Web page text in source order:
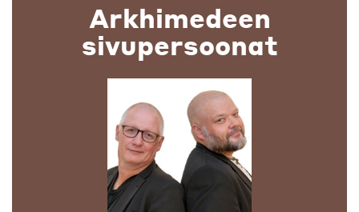
Arkhimedeen
sivupersoonat